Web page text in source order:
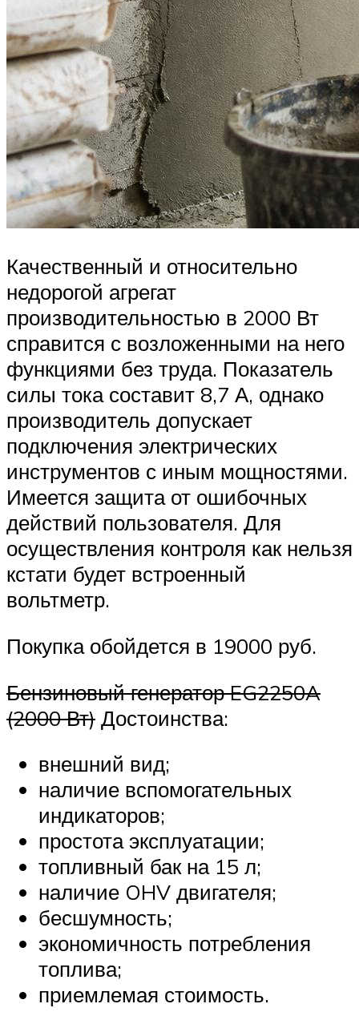
Качественный и относительно
недорогой агрегат
производительностью в 2000 Вт
справится с возложенными на него
функциями без труда. Показатель
силы тока составит 8,7 А, однако
производитель допускает
подключения электрических
инструментов с иным мощностями.
Имеется защита от ошибочных
действий пользователя. Для
осуществления контроля как нельзя
кстати будет встроенный
вольтметр.
Покупка обойдется в 19000 руб.
Бензиновый генератор EG2250A
(2000 Вт) Достоинства:
внешний вид;
наличие вспомогательных
индикаторов;
простота эксплуатации;
топливный бак на 15 л;
наличие OHV двигателя;
бесшумность;
экономичность потребления
топлива;
приемлемая стоимость.